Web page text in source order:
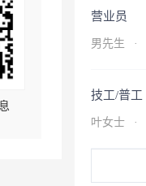
营业员
男先生 ·
技工/普工
叶女士 ·